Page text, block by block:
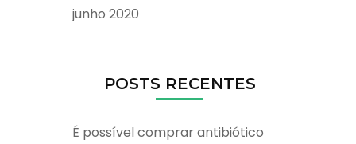
junho 2020
POSTS RECENTES
É possível comprar antibiótico